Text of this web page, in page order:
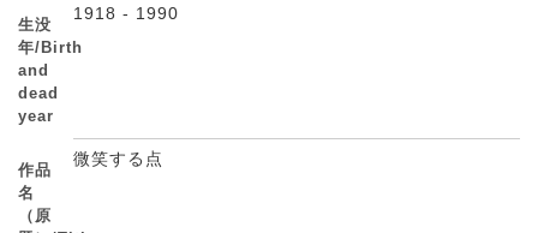
生没
年/Birth
and
dead
year
1918 - 1990
作品
名
（原
微笑する点